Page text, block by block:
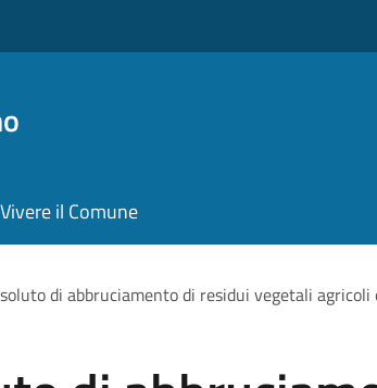
Vivere il Comune
di abbruciamento di residui vegetali